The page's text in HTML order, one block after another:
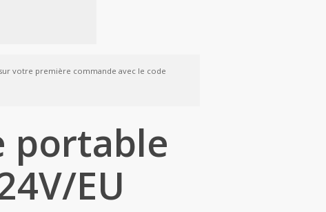
sur votre première commande avec le code
portable
EU